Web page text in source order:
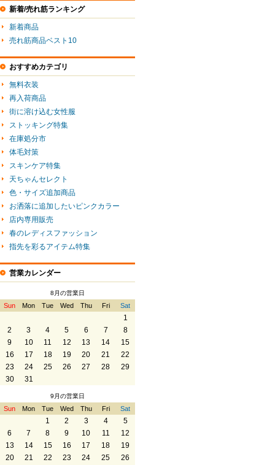
新着/売れ筋ランキング
新着商品
売れ筋商品ベスト10
おすすめカテゴリ
無料衣装
再入荷商品
街に溶け込む女性服
ストッキング特集
在庫処分市
体毛対策
スキンケア特集
天ちゃんセレクト
色・サイズ追加商品
お洒落に追加したいピンクカラー
店内専用販売
春のレディスファッション
指先を彩るアイテム特集
営業カレンダー
8月の営業日
Sun Mon Tue Wed Thu Fri Sat
1
2
3 4 5 6 7
8
9
10 11 12 13 14
15
16
17 18 19 20 21
22
23
24 25 26 27 28
29
30
31
9月の営業日
Sun Mon Tue Wed Thu Fri Sat
1 2 3 4
5
6
7 8 9 10 11
12
13
14 15 16 17 18
19
20
21 22 23 24 25
26